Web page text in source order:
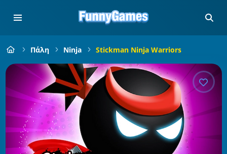
Πάλη Ninja Stickman Ninja Warriors